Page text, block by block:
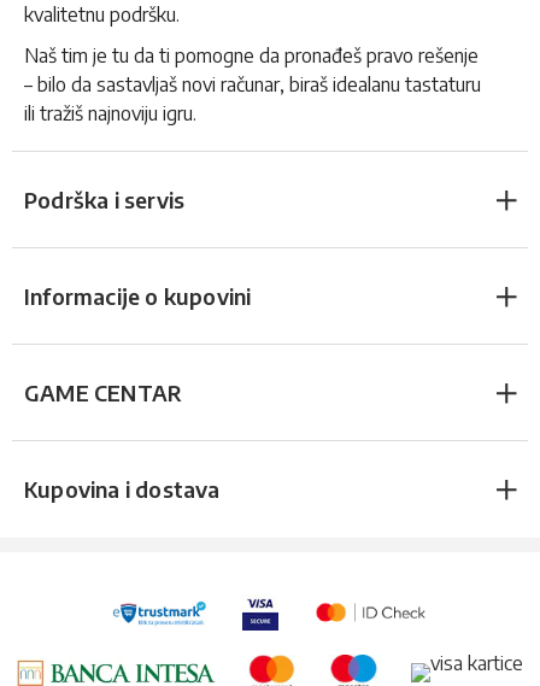
kvalitetnu podršku.
Naš tim je tu da ti pomogne da pronađeš pravo rešenje
– bilo da sastavljaš novi računar, biraš idealanu tastaturu
ili tražiš najnoviju igru.
Podrška i servis
Informacije o kupovini
GAME CENTAR
Kupovina i dostava